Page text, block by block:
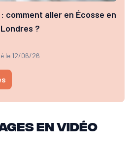
comment aller en Écosse en
?
le 12/06/26
en vidéo